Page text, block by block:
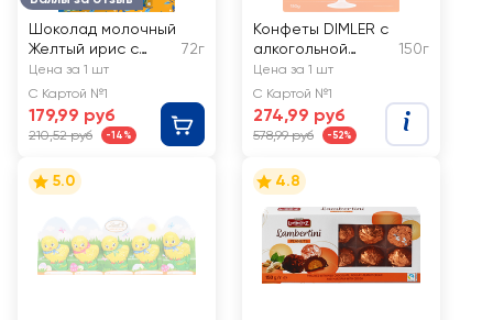
Шоколад молочный
Желтый ирис с
фундуком, с
открыткой
72г
Цена за 1 шт
С Картой №1
179,99 руб
210,52 руб -14%
Конфеты DIMLER с
алкогольной
начинкой
апельсиновый
ликер
150г
Цена за 1 шт
С Картой №1
274,99 руб
578,99 руб -52%
5.0 4.8